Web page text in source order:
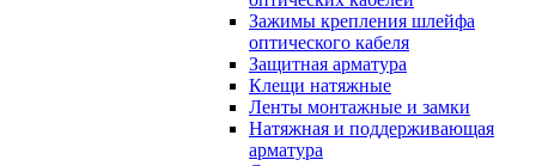
Зажимы крепления шлейфа
оптического кабеля
Защитная арматура
Клещи натяжные
Ленты монтажные и замки
Натяжная и поддерживающая
арматура